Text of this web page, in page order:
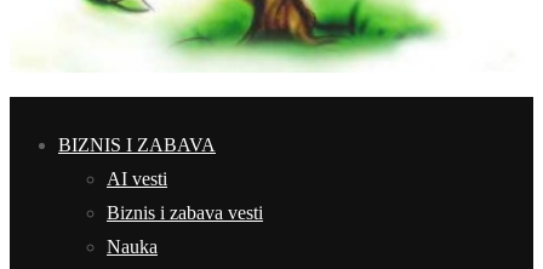
BIZNIS I ZABAVA
AI vesti
Biznis i zabava vesti
Nauka